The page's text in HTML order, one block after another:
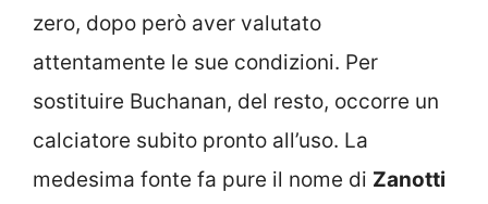
zero, dopo però aver valutato
attentamente le sue condizioni. Per
sostituire Buchanan, del resto, occorre un
calciatore subito pronto all’uso. La
medesima fonte fa pure il nome di Zanotti